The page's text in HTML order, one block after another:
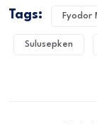
Tags: Fyodor
Sulusepken